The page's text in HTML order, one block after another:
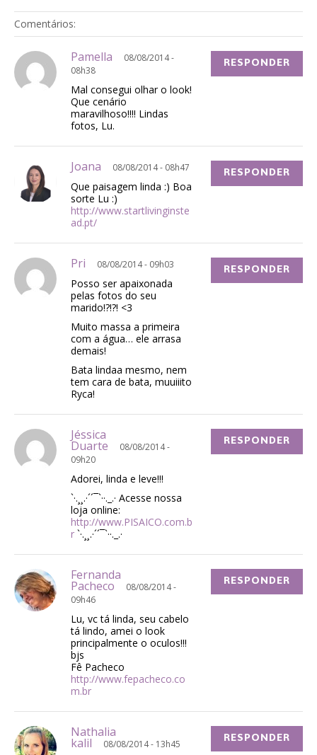
Comentários:
Pamella
08/08/2014 -
08h38
Mal consegui olhar o look!
Que cenário
maravilhoso!!!! Lindas
fotos, Lu.
RESPONDER
Joana 08/08/2014 - 08h47
Que paisagem linda :) Boa
sorte Lu :)
http://www.startlivinginste
ad.pt/
RESPONDER
Pri 08/08/2014 - 09h03
Posso ser apaixonada
pelas fotos do seu
marido!?!?! <3
Muito massa a primeira
com a água… ele arrasa
demais!
Bata lindaa mesmo, nem
tem cara de bata, muuiiito
Ryca!
RESPONDER
Jéssica
Duarte
08/08/2014 -
09h20
Adorei, linda e leve!!!
`·.¸¸.·´´¯`··._.· Acesse nossa
loja online:
http://www.PISAICO.com.b
r `·.¸¸.·´´¯`··._.·
RESPONDER
Fernanda
Pacheco
08/08/2014 -
09h46
Lu, vc tá linda, seu cabelo
tá lindo, amei o look
principalmente o oculos!!!
bjs
Fê Pacheco
http://www.fepacheco.co
m.br
RESPONDER
Nathalia
kalil 08/08/2014 - 13h45 RESPONDER